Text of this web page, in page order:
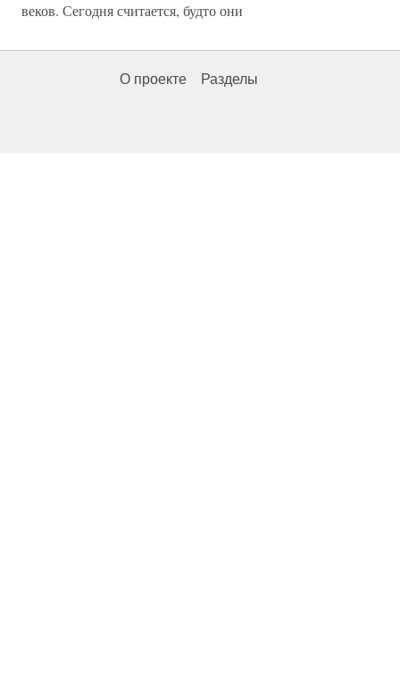
веков. Сегодня считается, будто они
О проекте Разделы